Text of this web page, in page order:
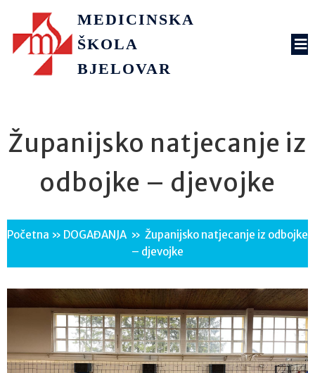
MEDICINSKA
ŠKOLA
BJELOVAR
Županijsko natjecanje iz
odbojke – djevojke
Početna » DOGAĐANJA » Županijsko natjecanje iz odbojke
– djevojke